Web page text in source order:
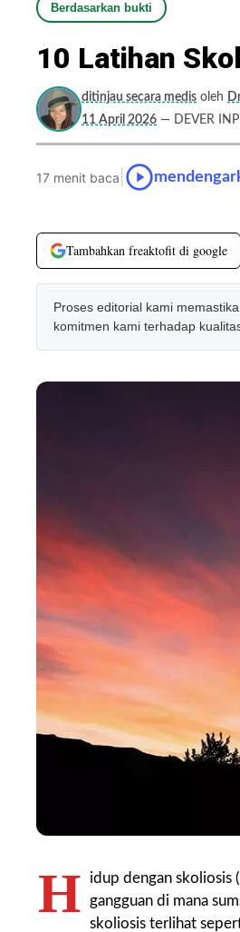
Berdasarkan bukti
10 Latihan
ditinjau secara medis oleh
11 April 2026 — DEVER
17 menit baca
Tambahkan freaktofit di google
Proses editorial kami
komitmen kami terhadap
H idup dengan skoliosis (
gangguan di mana
skoliosis terlihat